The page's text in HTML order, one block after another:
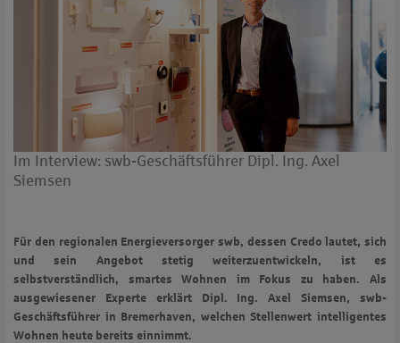
Im Interview: swb-Geschäftsführer Dipl. Ing. Axel
Siemsen
Für den regionalen Energieversorger swb, dessen Credo lautet, sich
und sein Angebot stetig weiterzuentwickeln, ist es
selbstverständlich, smartes Wohnen im Fokus zu haben. Als
ausgewiesener Experte erklärt Dipl. Ing. Axel Siemsen, swb-
Geschäftsführer in Bremerhaven, welchen Stellenwert intelligentes
Wohnen heute bereits einnimmt.